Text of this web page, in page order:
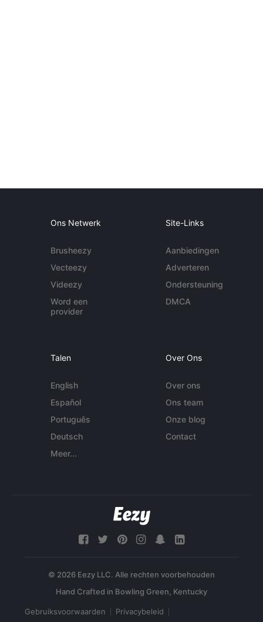
Ons Netwerk
Brusheezy
Vecteezy
Videezy
Word een
provider
Site-Links
Aanbiedingen
Adverteren
Ondersteuning
DMCA
Talen
English
Español
Português
Deutsch
Meer...
Over Ons
Over ons
Ons team
Onze blog
Contact
© 2026 Eezy LLC. Alle rechten voorbehouden
Gebruiksvoorwaarden Privacybeleid